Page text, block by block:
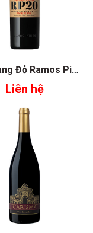
Rượu Vang Đỏ Ramos Pinto 20 years
Liên hệ